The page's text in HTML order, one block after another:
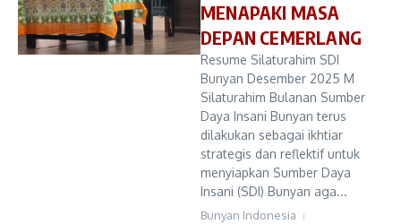
MENAPAKI MASA
DEPAN CEMERLANG
Resume Silaturahim SDI
Bunyan Desember 2025 M
Silaturahim Bulanan Sumber
Daya Insani Bunyan terus
dilakukan sebagai ikhtiar
strategis dan reflektif untuk
menyiapkan Sumber Daya
Insani (SDI) Bunyan aga...
Bunyan Indonesia